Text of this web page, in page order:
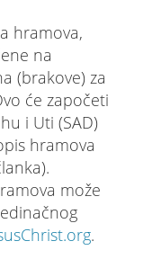
hramova,
na
(brakove) za
će započeti
i Uti (SAD)
hramova
može
.